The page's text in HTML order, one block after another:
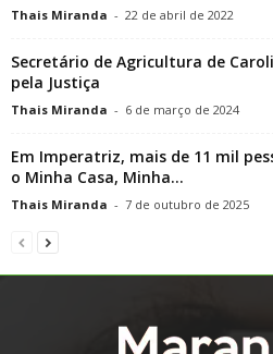
Thais Miranda - 22 de abril de 2022
Secretário de Agricultura de
pela Justiça
Thais Miranda - 6 de março de 2024
Em Imperatriz, mais de 11 mil
o Minha Casa, Minha...
Thais Miranda - 7 de outubro de 2025